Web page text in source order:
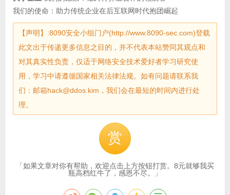
我们的使命：助力传统企业在后互联网时代抱团崛起
【声明】:8090安全小组门户(http://www.8090-sec.com)登载
此文出于传递更多信息之目的，并不代表本站赞同其观点和
对其真实性负责，仅适于网络安全技术爱好者学习研究使
用，学习中请遵循国家相关法律法规。如有问题请联系我
们：邮箱hack@ddos.kim，我们会在最短的时间内进行处
理。
赏
「如果文章对你有帮助，欢迎点击上方按钮打赏。8元就够我买
瓶高档红牛了，感恩不尽。」